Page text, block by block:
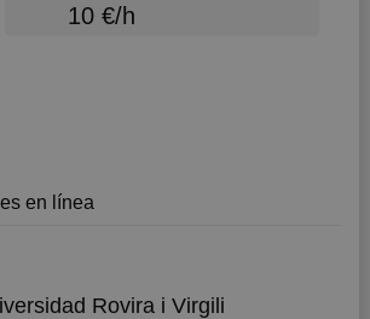
10 €/h
en línea
Rovira i Virgili